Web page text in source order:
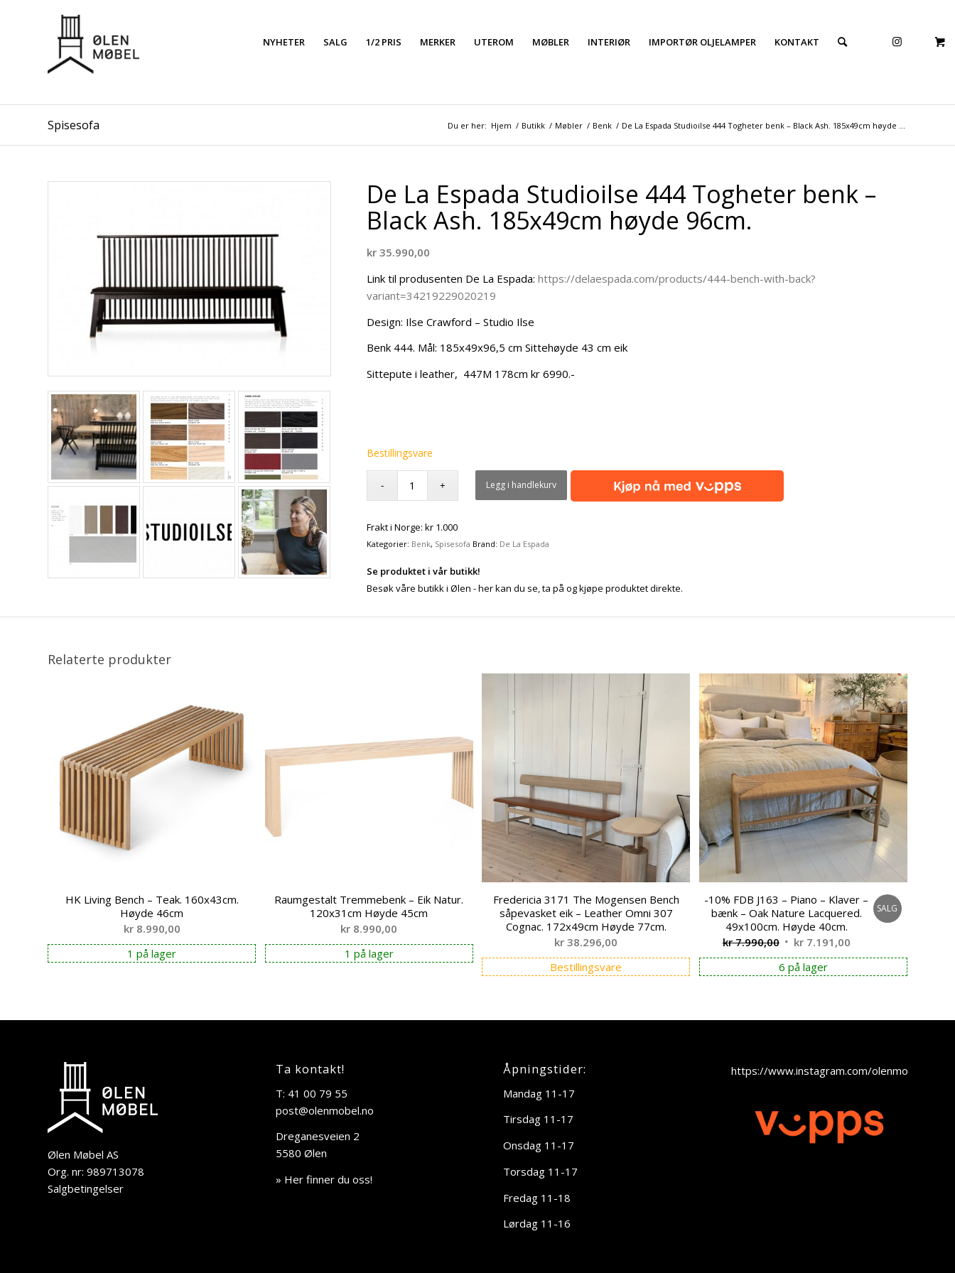
NYHETER SALG 1/2 PRIS MERKER UTEROM MØBLER INTERIØR IMPORTØR OLJELAMPER KONTAKT
Spisesofa Du er her: Hjem / Butikk / Møbler / Benk / De La Espada Studioilse 444 Togheter benk – Black Ash. 185x49cm høyde ...
De La Espada Studioilse 444 Togheter benk –
Black Ash. 185x49cm høyde 96cm.
kr 35.990,00
Link til produsenten De La Espada:https://delaespada.com/products/444-bench-with-back?
variant=34219229020219
Design: Ilse Crawford – Studio Ilse
Benk 444. Mål: 185x49x96,5 cm Sittehøyde 43 cm eik
Sittepute i leather, 447M 178cm kr 6990.-
Bestillingsvare
Legg i handlekurv
Frakt i Norge: kr 1.000
Kategorier: Benk, Spisesofa Brand: De La Espada
Se produktet i vår butikk!
Besøk våre butikk i Ølen - her kan du se, ta på og kjøpe produktet direkte.
Relaterte produkter
HK Living Bench – Teak. 160x43cm.
Høyde 46cm
kr8.990,00
1 på lager
Raumgestalt Tremmebenk – Eik Natur.
120x31cm Høyde 45cm
kr 8.990,00
1 på lager
Fredericia 3171 The Mogensen Bench
såpevasket eik – Leather Omni 307
Cognac. 172x49cm Høyde 77cm.
kr 38.296,00
Bestillingsvare
-10% FDB J163 – Piano – Klaver –
bænk – Oak Nature Lacquered.
49x100cm. Høyde 40cm.
kr7.990,00 Opprinnelig
pris
var:
kr7.191,00Nåværende
pris
er:
SALG
6 på lager
Ølen Møbel AS
Org. nr: 989713078
Salgbetingelser
Ta kontakt!
T: 41 00 79 55
post@olenmobel.no
Dreganesveien 2
5580 Ølen
» Her finner du oss!
Åpningstider:
Mandag 11-17
Tirsdag 11-17
Onsdag 11-17
Torsdag 11-17
Fredag 11-18
Lørdag 11-16
https://www.instagram.com/olenmobel